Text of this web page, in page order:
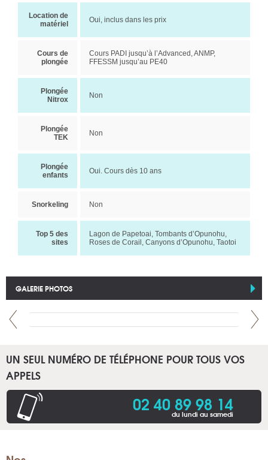
Location de
matériel
Oui, inclus dans les prix
Cours de
plongée
Cours PADI jusqu’à l’Advanced, ANMP,
FFESSM jusqu’au PE40
Plongée
Nitrox
Non
Plongée
TEK
Non
Plongée
enfants
Oui. Cours dès 10 ans
Snorkeling Non
Top 5 des
sites
Lagon de Papetoai, Tombants d’Opunohu,
Roses de Corail, Canyons d’Opunohu, Taotoi
GALERIE PHOTOS
UN SEUL NUMÉRO DE TÉLÉPHONE POUR TOUS VOS
APPELS
02 40 89 98 14
du lundi au samedi